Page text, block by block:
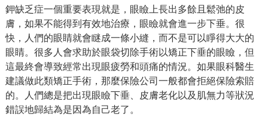
鉀缺乏症一個重要表現就是，眼瞼上長出多餘且鬆弛的皮
膚，如果不能得到有效地治療，眼瞼就會進一步下垂。很
快，人們的眼睛就會瞇成一條小縫，而不是可以睜得大大的
眼睛。很多人會求助於眼袋切除手術以矯正下垂的眼瞼，但
這最終會導致經常出現眼疲勞和頭痛的情況。如果眼科醫生
建議做此類矯正手術，那麼保險公司一般都會拒絕保險索賠
的。人們總是把出現眼瞼下垂、皮膚老化以及肌無力等狀況
錯誤地歸結為是因為自己老了。